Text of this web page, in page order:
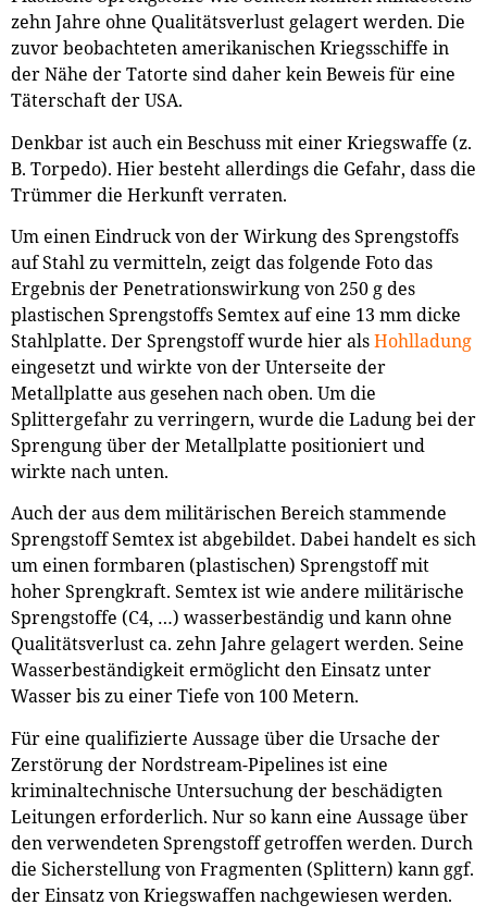
zehn Jahre ohne Qualitätsverlust gelagert werden. Die
zuvor beobachteten amerikanischen Kriegsschiffe in
der Nähe der Tatorte sind daher kein Beweis für eine
Täterschaft der USA.
Denkbar ist auch ein Beschuss mit einer Kriegswaffe (z.
B. Torpedo). Hier besteht allerdings die Gefahr, dass die
Trümmer die Herkunft verraten.
Um einen Eindruck von der Wirkung des Sprengstoffs
auf Stahl zu vermitteln, zeigt das folgende Foto das
Ergebnis der Penetrationswirkung von 250 g des
plastischen Sprengstoffs Semtex auf eine 13 mm dicke
Stahlplatte. Der Sprengstoff wurde hier alsHohlladung
eingesetzt und wirkte von der Unterseite der
Metallplatte aus gesehen nach oben. Um die
Splittergefahr zu verringern, wurde die Ladung bei der
Sprengung über der Metallplatte positioniert und
wirkte nach unten.
Auch der aus dem militärischen Bereich stammende
Sprengstoff Semtex ist abgebildet. Dabei handelt es sich
um einen formbaren (plastischen) Sprengstoff mit
hoher Sprengkraft. Semtex ist wie andere militärische
Sprengstoffe (C4, …) wasserbeständig und kann ohne
Qualitätsverlust ca. zehn Jahre gelagert werden. Seine
Wasserbeständigkeit ermöglicht den Einsatz unter
Wasser bis zu einer Tiefe von 100 Metern.
Für eine qualifizierte Aussage über die Ursache der
Zerstörung der Nordstream-Pipelines ist eine
kriminaltechnische Untersuchung der beschädigten
Leitungen erforderlich. Nur so kann eine Aussage über
den verwendeten Sprengstoff getroffen werden. Durch
die Sicherstellung von Fragmenten (Splittern) kann ggf.
der Einsatz von Kriegswaffen nachgewiesen werden.